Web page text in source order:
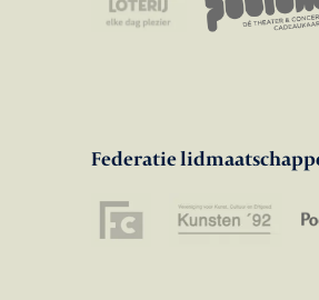
Federatie